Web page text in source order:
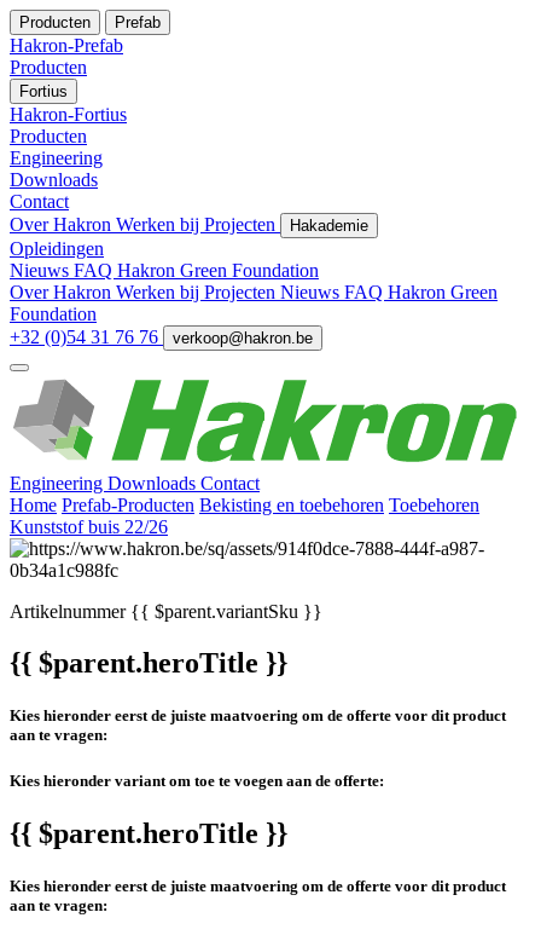
Producten Prefab
Hakron-Prefab
Producten
Fortius
Hakron-Fortius
Producten
Engineering
Downloads
Contact
Over Hakron Werken bij Projecten Hakademie
Opleidingen
Nieuws FAQ Hakron Green Foundation
Over Hakron Werken bij Projecten Nieuws FAQ Hakron Green
Foundation
+32 (0)54 31 76 76
verkoop@hakron.be
Engineering Downloads Contact
Home Prefab-Producten Bekisting en toebehoren Toebehoren
Kunststof buis 22/26
Artikelnummer{{ $parent.variantSku }}
{{ $parent.heroTitle }}
Kies hieronder eerst de juiste maatvoering om de offerte voor dit product
aan te vragen:
Kies hieronder variant om toe te voegen aan de offerte:
{{ $parent.heroTitle }}
Kies hieronder eerst de juiste maatvoering om de offerte voor dit product
aan te vragen: